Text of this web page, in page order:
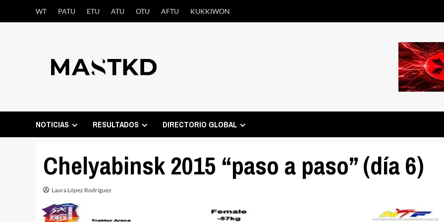
WT PATU ETU ATU OTU AFTU KUKKIWON
NOTICIAS RESULTADOS DIRECTORIO GLOBAL
Chelyabinsk 2015 “paso a paso” (día 6)
Laura López Rodríguez